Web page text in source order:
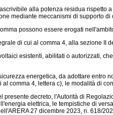
alla potenza residua rispetto
mediante meccanismi di supporto di
possono essere erogati
di cui al comma 4, alla sezione II
esistenti, abilitati o autorizzati,
energetica, da adottare entro
comma 4, lettera c), le modalità di
decreto, l'Autorità di
elettrica, le tempistiche di
27 dicembre 2023, n. 618/